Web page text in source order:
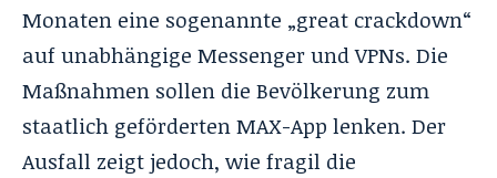
Monaten eine sogenannte „great crackdown“
auf unabhängige Messenger und VPNs. Die
Maßnahmen sollen die Bevölkerung zum
staatlich geförderten MAX-App lenken. Der
Ausfall zeigt jedoch, wie fragil die